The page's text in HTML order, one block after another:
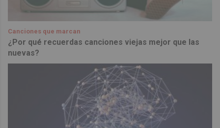
Canciones que marcan
¿Por qué recuerdas canciones viejas mejor que las
nuevas?